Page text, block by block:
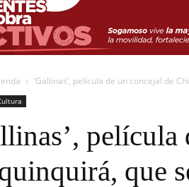
‘Gallinas’, película de un concejal de
que